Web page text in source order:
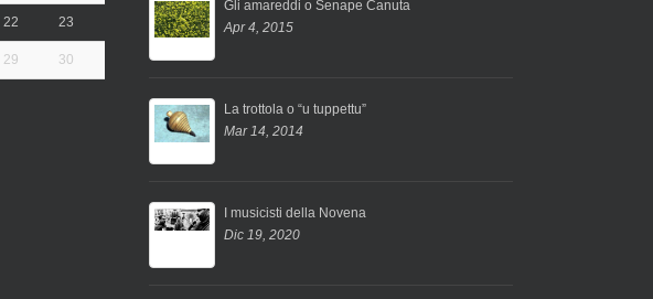
22 23
29 30
Gli amareddi o Senape Canuta
Apr 4, 2015
La trottola o “u tuppettu”
Mar 14, 2014
I musicisti della Novena
Dic 19, 2020